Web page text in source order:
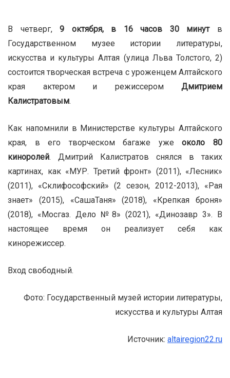
В четверг,9 октября, в 16 часов 30 минутв
Государственном музее истории литературы,
искусства и культуры Алтая (улица Льва Толстого, 2)
состоится творческая встреча с уроженцем Алтайского
края актером и режиссером Дмитрием
Калистратовым.
Как напомнили в Министерстве культуры Алтайского
края, в его творческом багаже ужеоколо 80
киноролей. Дмитрий Калистратов снялся в таких
картинах, как «МУР. Третий фронт» (2011), «Лесник»
(2011), «Склифософский» (2 сезон, 2012-2013), «Рая
знает» (2015), «СашаТаня» (2018), «Крепкая броня»
(2018), «Мосгаз. Дело №8» (2021), «Динозавр 3». В
настоящее время он реализует себя как
кинорежиссер.
Вход свободный.
Фото: Государственный музей истории литературы,
искусства и культуры Алтая
Источник: altairegion22.ru